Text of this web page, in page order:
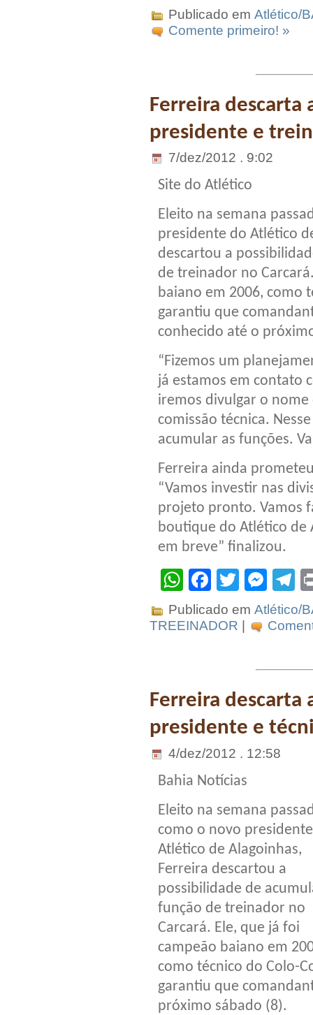
Publicado em Atlético/
Comente primeiro! »
Ferreira descarta
presidente e
7/dez/2012 . 9:02
Site do Atlético
Eleito na semana
presidente do Atlético
descartou a
de treinador no
baiano em 2006, como
garantiu que
conhecido até o
“Fizemos um
já estamos em contato
iremos divulgar o
comissão técnica.
acumular as funções.
Ferreira ainda
“Vamos investir nas
projeto pronto. Vamos
boutique do Atlético de
em breve” finalizou.
WhatsApp
Facebook
Twitter
Publicado em Atlético/
TREEINADOR
Ferreira descarta
presidente e
4/dez/2012 . 12:58
Bahia Notícias
Eleito na semana
como o novo
Atlético de Alagoinhas,
Ferreira descartou a
possibilidade de
função de treinador no
Carcará. Ele, que já foi
campeão baiano em
como técnico do Colo-
garantiu que
próximo sábado (8).